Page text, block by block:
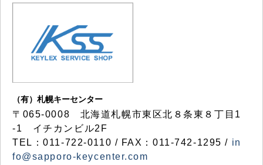
（有）札幌キーセンター
〒065-0008 北海道札幌市東区北８条東８丁目1
-1 イチカンビル2F
TEL：011-722-0110 / FAX：011-742-1295 / in
fo@sapporo-keycenter.com